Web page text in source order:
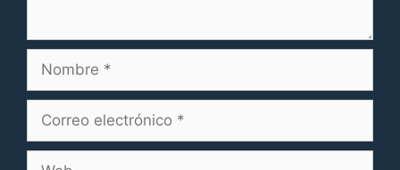
Nombre
Correo
Web